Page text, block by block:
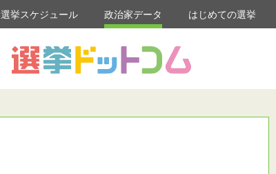
選挙スケジュール 政治家データ はじめての選挙